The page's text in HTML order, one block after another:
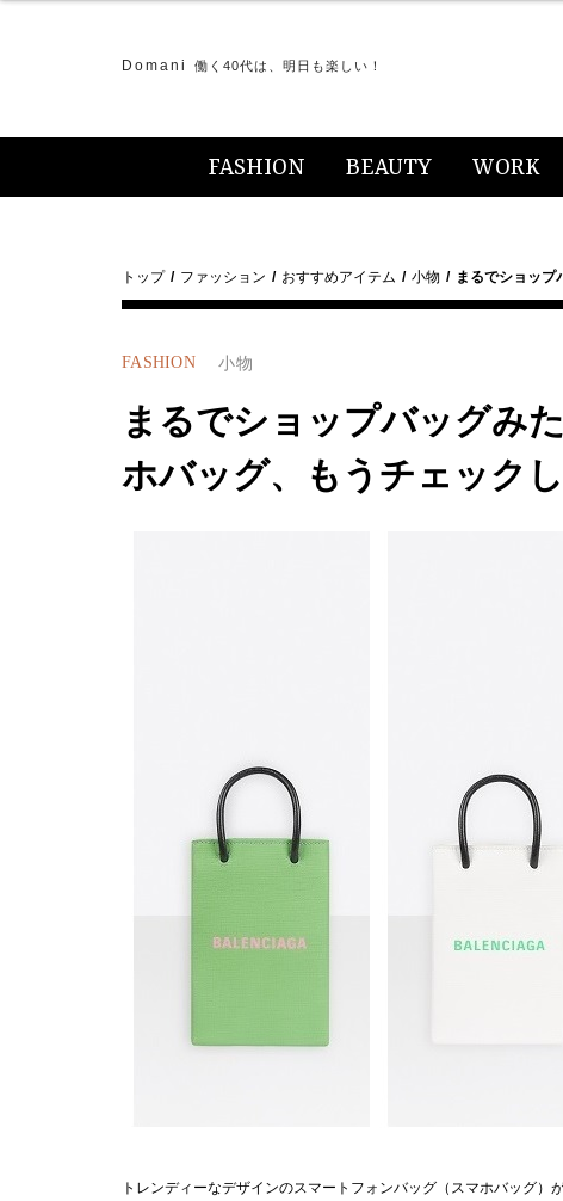
Domani 働く40代は、明日も楽しい！
FASHION BEAUTY WORK
トップ ファッション おすすめアイテム 小物 まるでショッ
FASHION 小物
まるでショップバッグみ
ホバッグ、もうチェック
トレンディーなデザインのスマートフォンバッグ（スマホバッグ